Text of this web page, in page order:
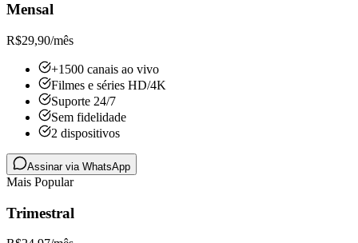
Mensal
R$29,90/mês
+1500 canais ao vivo
Filmes e séries HD/4K
Suporte 24/7
Sem fidelidade
2 dispositivos
Assinar via WhatsApp
Mais Popular
Trimestral